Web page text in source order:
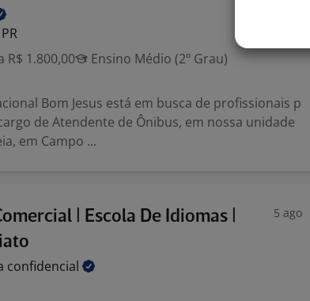
R$ 1.800,00
Ensino Médio (2º Grau)
Bom Jesus está em busca de profissionais p
de Atendente de Ônibus, em nossa unidade
em Campo ...
| Escola De Idiomas |
5 ago
confidencial